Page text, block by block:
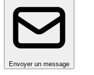
Envoyer un message